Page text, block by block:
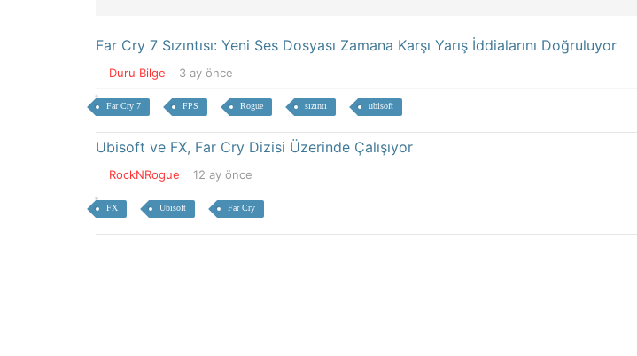
Far Cry 7 Sızıntısı: Yeni Ses Dosyası Zamana Karşı Yarış İddialarını Doğruluyor
Duru Bilge 3 ay önce
Far Cry 7 FPS Rogue sızıntı ubisoft
Ubisoft ve FX, Far Cry Dizisi Üzerinde Çalışıyor
RockNRogue 12 ay önce
FX Ubisoft Far Cry